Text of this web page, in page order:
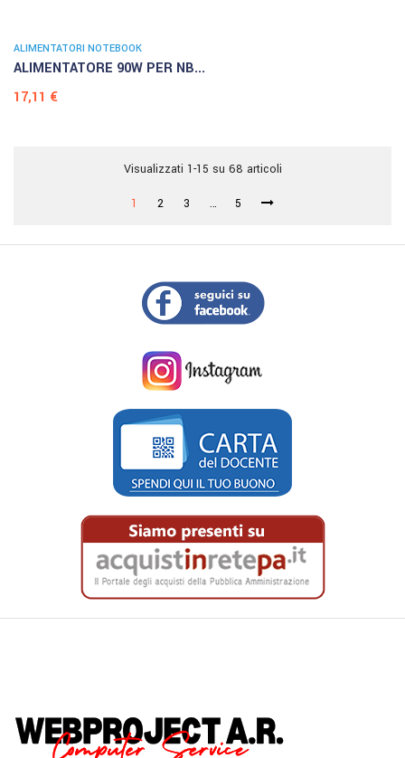
ALIMENTATORI NOTEBOOK
ALIMENTATORE 90W PER NB...
Prezzo
17,11 €
Visualizzati 1-15 su 68 articoli
1 2 3 … 5